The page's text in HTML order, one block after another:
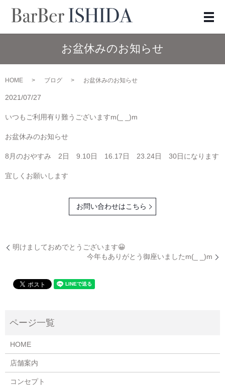
メ
お盆休みのお知らせ
HOME ブログ お盆休みのお知らせ
2021/07/27
いつもご利用有り難うございますm(_ _)m
お盆休みのお知らせ
8月のおやすみ 2日 9.10日 16.17日 23.24日 30日になります
宜しくお願いします
お問い合わせはこちら
明けましておめでとうございます😀
今年もありがとう御座いましたm(_ _)m
HOME
店舗案内
コンセプト